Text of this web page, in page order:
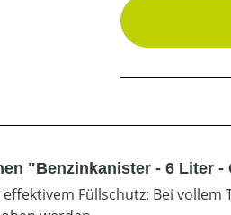
"Benzinkanister - 6 Liter -
Füllschutz: Bei